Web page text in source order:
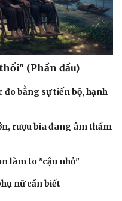
(Phần đầu)
đo bằng sự tiến bộ, hạnh
rượu bia đang âm thầm
làm to "cậu nhỏ"
nữ cần biết